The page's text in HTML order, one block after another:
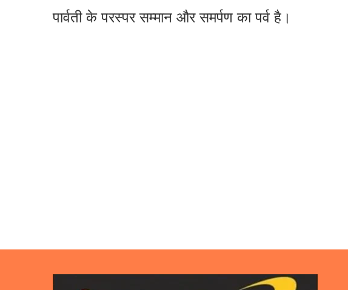
पार्वती के परस्पर सम्मान और समर्पण का पर्व है।